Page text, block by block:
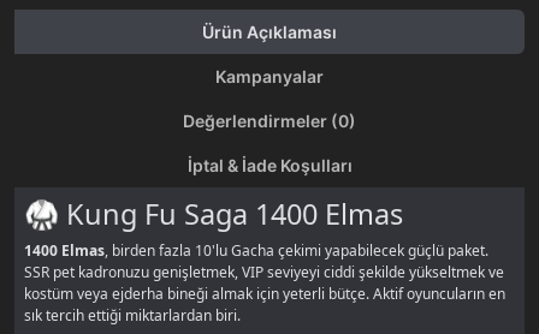
Ürün Açıklaması
Kampanyalar
Değerlendirmeler (0)
İptal & İade Koşulları
🥋 Kung Fu Saga 1400 Elmas
1400 Elmas, birden fazla 10'lu Gacha çekimi yapabilecek güçlü paket.
SSR pet kadronuzu genişletmek, VIP seviyeyi ciddi şekilde yükseltmek ve
kostüm veya ejderha bineği almak için yeterli bütçe. Aktif oyuncuların en
sık tercih ettiği miktarlardan biri.